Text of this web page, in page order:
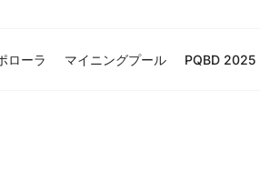
ローラ マイニングプール PQBD 2025